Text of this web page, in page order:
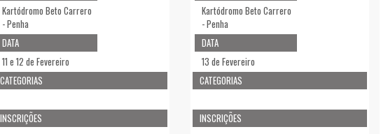
Kartódromo Beto Carrero
- Penha
DATA
11 e 12 de Fevereiro
CATEGORIAS
INSCRIÇÕES
Kartódromo Beto Carrero
- Penha
DATA
13 de Fevereiro
CATEGORIAS
INSCRIÇÕES